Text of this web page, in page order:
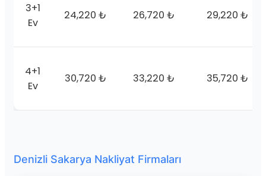
3+1
Ev
24,220 ₺ 26,720 ₺ 29,220 ₺
4+1
Ev
30,720 ₺ 33,220 ₺ 35,720 ₺
Denizli Sakarya Nakliyat Firmaları